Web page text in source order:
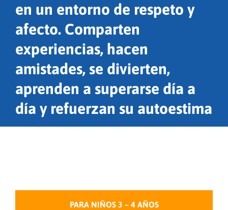
en un entorno de respeto y
afecto. Comparten
experiencias, hacen
amistades, se divierten,
aprenden a superarse día a
día y refuerzan su autoestima
PARA NIÑOS 3 – 4 AÑOS